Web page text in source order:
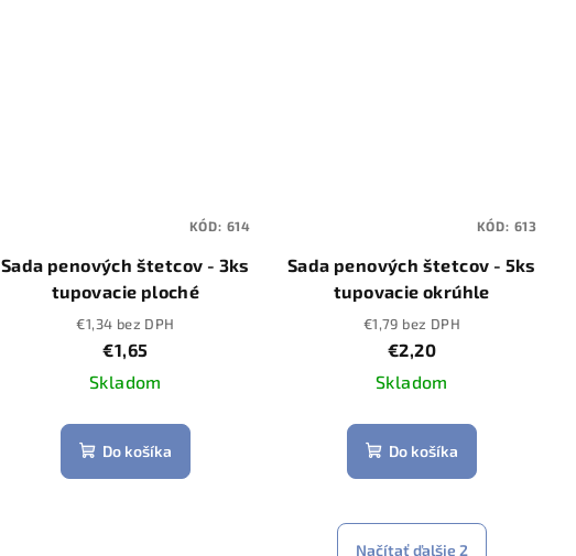
Sada penových štetcov - 3ks
tupovacie ploché
€1,34 bez DPH
€1,65
Skladom
Do košíka
KÓD: 614
Sada penových štetcov - 5ks
tupovacie okrúhle
€1,79 bez DPH
€2,20
Skladom
Do košíka
KÓD: 613
Načítať ďalšie 2